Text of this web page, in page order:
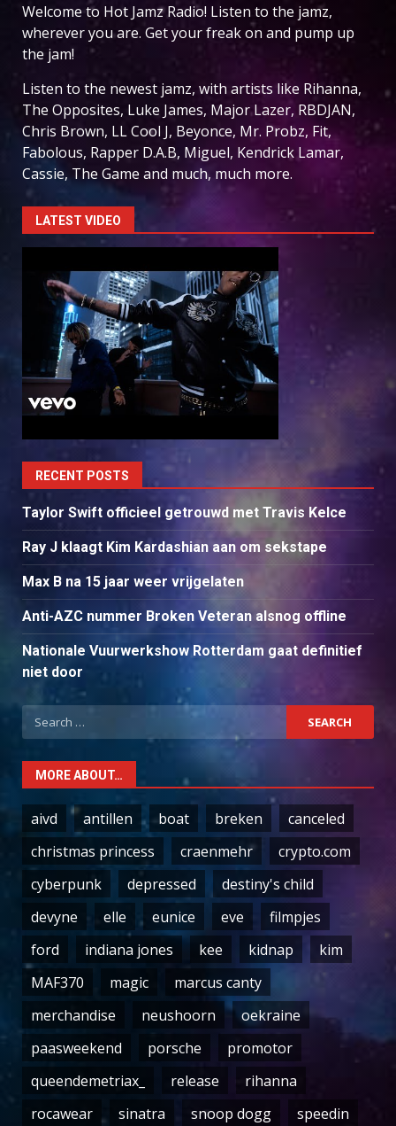
Welcome to Hot Jamz Radio! Listen to the jamz,
wherever you are. Get your freak on and pump up
the jam!
Listen to the newest jamz, with artists like Rihanna,
The Opposites, Luke James, Major Lazer, RBDJAN,
Chris Brown, LL Cool J, Beyonce, Mr. Probz, Fit,
Fabolous, Rapper D.A.B, Miguel, Kendrick Lamar,
Cassie, The Game and much, much more.
LATEST VIDEO
RECENT POSTS
Taylor Swift officieel getrouwd met Travis Kelce
Ray J klaagt Kim Kardashian aan om sekstape
Max B na 15 jaar weer vrijgelaten
Anti-AZC nummer Broken Veteran alsnog offline
Nationale Vuurwerkshow Rotterdam gaat definitief
niet door
Search
for:
MORE ABOUT…
aivd antillen boat breken
canceled
christmas princess
craenmehr
crypto.com
cyberpunk
depressed
destiny's child
devyne
elle eunice eve
filmpjes
ford
indiana jones kee kidnap
kim
MAF370
magic
marcus canty
merchandise
neushoorn
oekraine
paasweekend
porsche
promotor
queendemetriax_
release
rihanna
rocawear
sinatra snoop dogg speedin